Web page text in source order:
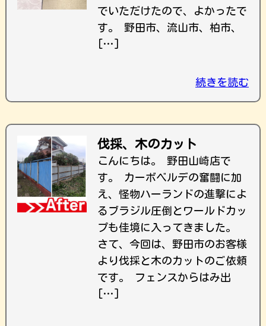
でいただけたので、よかったで
す。 野田市、流山市、柏市、
[…]
続きを読む
伐採、木のカット
こんにちは。 野田山崎店で
す。 カーボベルデの奮闘に加
え、怪物ハーランドの進撃によ
るブラジル圧倒とワールドカッ
プも佳境に入ってきました。
さて、今回は、野田市のお客様
より伐採と木のカットのご依頼
です。 フェンスからはみ出
[…]